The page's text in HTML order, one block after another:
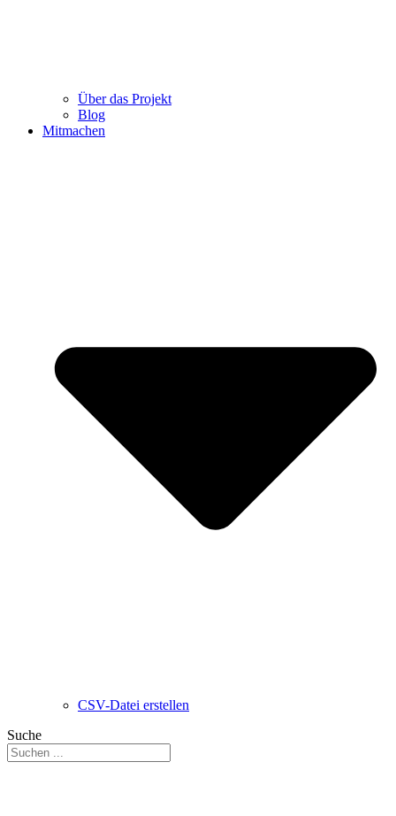
Über das Projekt
Blog
Mitmachen
CSV-Datei erstellen
Suche